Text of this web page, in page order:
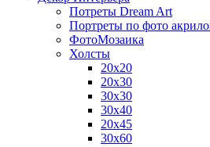
Потреты Dream Art
Портреты по фото
ФотоМозаика
Холсты
20х20
20х30
30х30
30х40
20х45
30х60